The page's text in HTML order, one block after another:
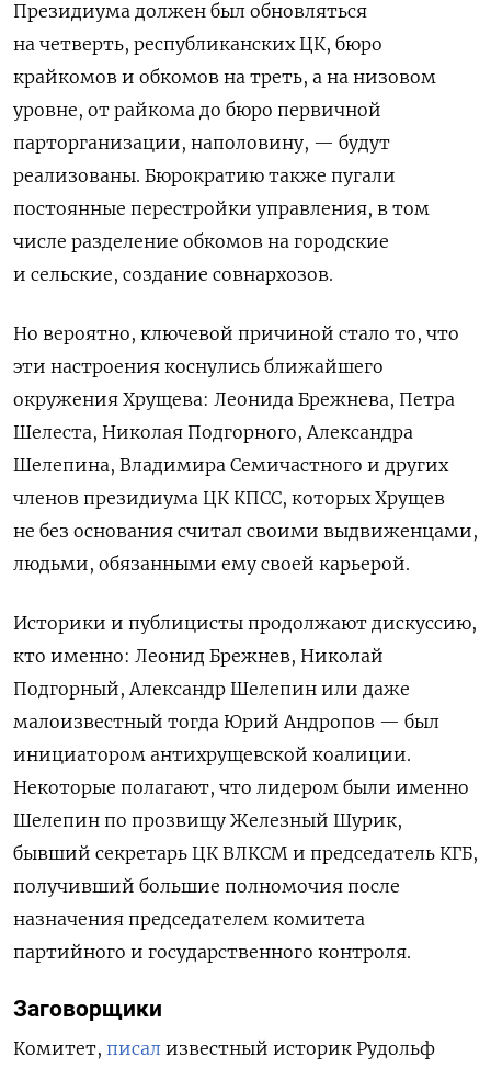
Президиума должен был обновляться
на четверть, республиканских ЦК, бюро
крайкомов и обкомов на треть, а на низовом
уровне, от райкома до бюро первичной
парторганизации, наполовину, — будут
реализованы. Бюрократию также пугали
постоянные перестройки управления, в том
числе разделение обкомов на городские
и сельские, создание совнархозов.
Но вероятно, ключевой причиной стало то, что
эти настроения коснулись ближайшего
окружения Хрущева: Леонида Брежнева, Петра
Шелеста, Николая Подгорного, Александра
Шелепина, Владимира Семичастного и других
членов президиума ЦК КПСС, которых Хрущев
не без основания считал своими выдвиженцами,
людьми, обязанными ему своей карьерой.
Историки и публицисты продолжают дискуссию,
кто именно: Леонид Брежнев, Николай
Подгорный, Александр Шелепин или даже
малоизвестный тогда Юрий Андропов — был
инициатором антихрущевской коалиции.
Некоторые полагают, что лидером были именно
Шелепин по прозвищу Железный Шурик,
бывший секретарь ЦК ВЛКСМ и председатель КГБ,
получивший большие полномочия после
назначения председателем комитета
партийного и государственного контроля.
Заговорщики
Комитет, писал известный историк Рудольф